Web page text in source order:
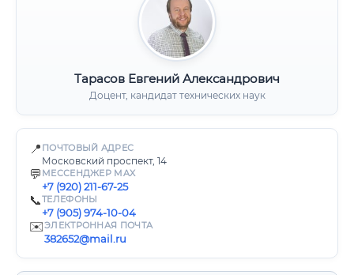
Тарасов Евгений Александрович
Доцент, кандидат технических наук
📍 ПОЧТОВЫЙ АДРЕС
Московский проспект, 14
💬 МЕССЕНДЖЕР MAX
+7 (920) 211-67-25
📞ТЕЛЕФОНЫ
+7 (905) 974-10-04
✉️ЭЛЕКТРОННАЯ ПОЧТА
382652@mail.ru